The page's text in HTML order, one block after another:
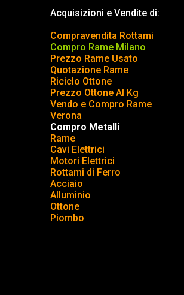
Acquisizioni e Vendite di:
Compravendita Rottami
Compro Rame Milano
Prezzo Rame Usato
Quotazione Rame
Riciclo Ottone
Prezzo Ottone Al Kg
Vendo e Compro Rame
Verona
Compro Metalli
Rame
Cavi Elettrici
Motori Elettrici
Rottami di Ferro
Acciaio
Alluminio
Ottone
Piombo